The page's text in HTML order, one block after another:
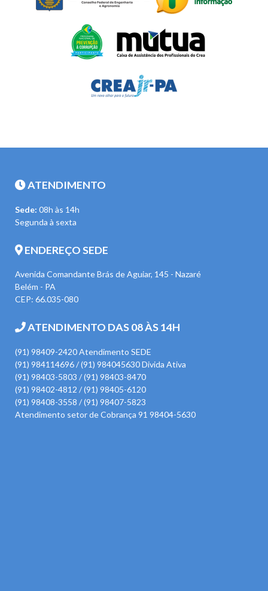
ATENDIMENTO
Sede: 08h às 14h
Segunda à sexta
ENDEREÇO SEDE
Avenida Comandante Brás de Aguiar, 145 - Nazaré
Belém - PA
CEP: 66.035-080
ATENDIMENTO DAS 08 ÀS 14H
(91) 98409-2420 Atendimento SEDE
(91) 984114696 / (91) 984045630 Divida Ativa
(91) 98403-5803 / (91) 98403-8470
(91) 98402-4812 / (91) 98405-6120
(91) 98408-3558 / (91) 98407-5823
Atendimento setor de Cobrança 91 98404-5630